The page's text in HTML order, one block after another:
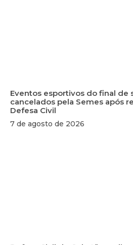
Eventos esportivos do final de
cancelados pela Semes após
Defesa Civil
7 de agosto de 2026